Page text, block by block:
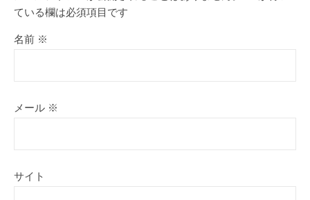
ている欄は必須項目です
名前 ※
メール ※
サイト